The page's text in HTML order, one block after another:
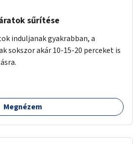
negyed utat megspórolva 10-15
idejét.
sűrítése
induljanak gyakrabban, a
sokszor akár 10-15-20 perceket is
Megnézem